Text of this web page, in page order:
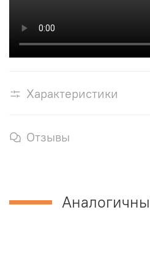
Характеристики
Отзывы